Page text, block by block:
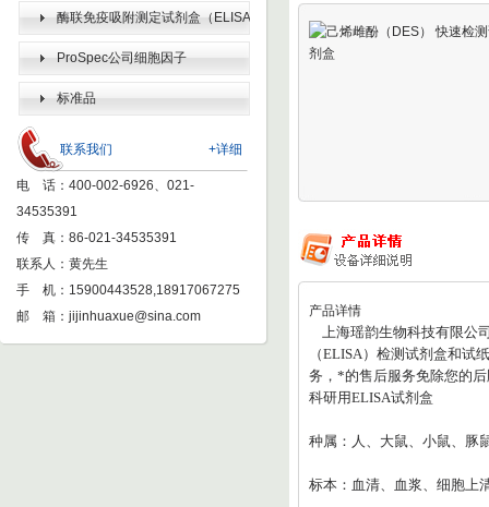
酶联免疫吸附测定试剂盒（ELISA
KIT） ProSpec公司细胞因子
标准品
+详细
联系我们
电 话：400-002-6926、021-
34535391
传 真：86-021-34535391
联系人：黄先生
手 机：15900443528,18917067275
邮 箱： jijinhuaxue@sina.com 产品详情
上海瑶韵生物科技有限公
（ELISA）检测试剂盒和试
务，*的售后服务免除您的
科研用ELISA试剂盒
种属：人、大鼠、小鼠、豚
标本：血清、血浆、细胞上